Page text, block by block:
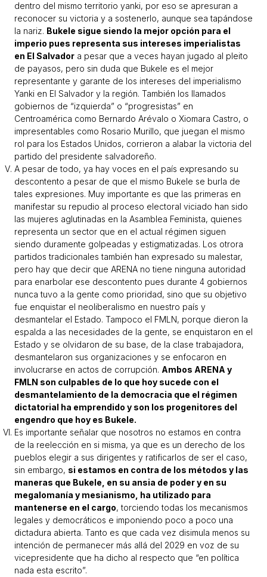
dentro del mismo territorio yanki, por eso se apresuran a
reconocer su victoria y a sostenerlo, aunque sea tapándose
la nariz. Bukele sigue siendo la mejor opción para el
imperio pues representa sus intereses imperialistas
en El Salvador a pesar que a veces hayan jugado al pleito
de payasos, pero sin duda que Bukele es el mejor
representante y garante de los intereses del imperialismo
Yanki en El Salvador y la región. También los llamados
gobiernos de “izquierda” o “progresistas” en
Centroamérica como Bernardo Arévalo o Xiomara Castro, o
impresentables como Rosario Murillo, que juegan el mismo
rol para los Estados Unidos, corrieron a alabar la victoria del
partido del presidente salvadoreño.
A pesar de todo, ya hay voces en el país expresando su
descontento a pesar de que el mismo Bukele se burla de
tales expresiones. Muy importante es que las primeras en
manifestar su repudio al proceso electoral viciado han sido
las mujeres aglutinadas en la Asamblea Feminista, quienes
representa un sector que en el actual régimen siguen
siendo duramente golpeadas y estigmatizadas. Los otrora
partidos tradicionales también han expresado su malestar,
pero hay que decir que ARENA no tiene ninguna autoridad
para enarbolar ese descontento pues durante 4 gobiernos
nunca tuvo a la gente como prioridad, sino que su objetivo
fue enquistar el neoliberalismo en nuestro país y
desmantelar el Estado. Tampoco el FMLN, porque dieron la
espalda a las necesidades de la gente, se enquistaron en el
Estado y se olvidaron de su base, de la clase trabajadora,
desmantelaron sus organizaciones y se enfocaron en
involucrarse en actos de corrupción. Ambos ARENA y
FMLN son culpables de lo que hoy sucede con el
desmantelamiento de la democracia que el régimen
dictatorial ha emprendido y son los progenitores del
engendro que hoy es Bukele.
Es importante señalar que nosotros no estamos en contra
de la reelección en si misma, ya que es un derecho de los
pueblos elegir a sus dirigentes y ratificarlos de ser el caso,
sin embargo, si estamos en contra de los métodos y las
maneras que Bukele, en su ansia de poder y en su
megalomanía y mesianismo, ha utilizado para
mantenerse en el cargo, torciendo todas los mecanismos
legales y democráticos e imponiendo poco a poco una
dictadura abierta. Tanto es que cada vez disimula menos su
intención de permanecer más allá del 2029 en voz de su
vicepresidente que ha dicho al respecto que “en política
nada esta escrito”.